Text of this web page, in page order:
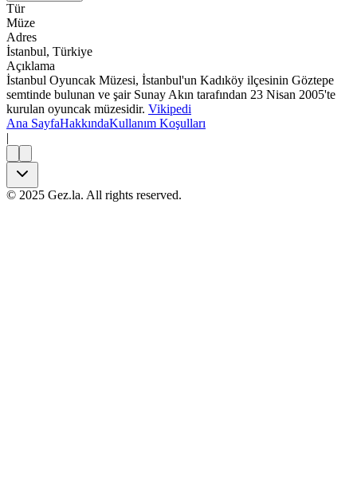
Tür
Müze
Adres
İstanbul, Türkiye
Açıklama
İstanbul Oyuncak Müzesi, İstanbul'un Kadıköy ilçesinin Göztepe
semtinde bulunan ve şair Sunay Akın tarafından 23 Nisan 2005'te
kurulan oyuncak müzesidir. Vikipedi
Ana SayfaHakkındaKullanım Koşulları
|
© 2025 Gez.la. All rights reserved.